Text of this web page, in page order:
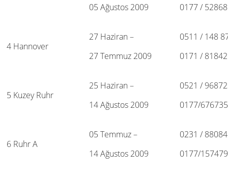
05 Ağustos 2009
0177 /
4 Hannover
27 Haziran –
27 Temmuz 2009
0511 / 148
0171 /
5 Kuzey Ruhr
25 Haziran –
14 Ağustos 2009
0521 /
0177/
6 Ruhr A
05 Temmuz –
14 Ağustos 2009
0231 /
0177/